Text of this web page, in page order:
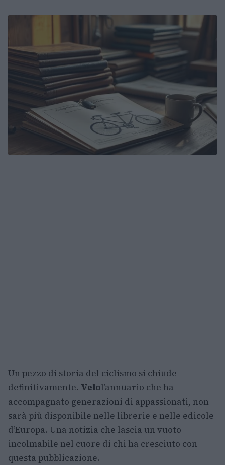
Un pezzo di storia del ciclismo si chiude
definitivamente. Velol’annuario che ha
accompagnato generazioni di appassionati, non
sarà più disponibile nelle librerie e nelle edicole
d’Europa. Una notizia che lascia un vuoto
incolmabile nel cuore di chi ha cresciuto con
questa pubblicazione.